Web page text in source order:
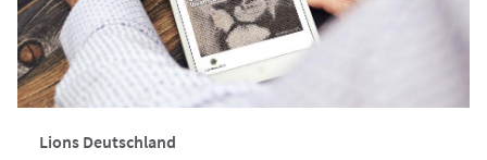
Lions Deutschland